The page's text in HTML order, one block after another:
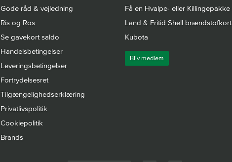
Gode råd & vejledning
Ris og Ros
Se gavekort saldo
Handelsbetingelser
Leveringsbetingelser
Fortrydelsesret
Tilgængelighedserklæring
Privatlivspolitik
Cookiepolitik
Brands
Få en Hvalpe- eller Killingepakke
Land & Fritid Shell brændstofkort
Kubota
Bliv medlem